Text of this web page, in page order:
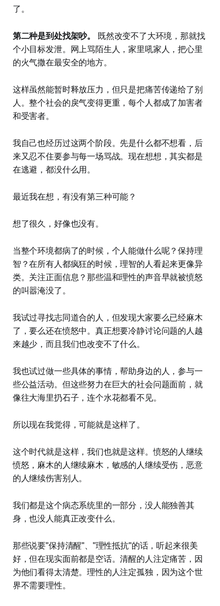
了。
第二种是到处找架吵。
既然改变不了大环境，那就找
个小目标发泄。网上骂陌生人，家里吼家人，把心里
的火气撒在最安全的地方。
这样虽然能暂时释放压力，但只是把痛苦传递给了别
人。整个社会的戾气变得更重，每个人都成了加害者
和受害者。
我自己也经历过这两个阶段。先是什么都不想看，后
来又忍不住要参与每一场骂战。现在想想，其实都是
在逃避，都没什么用。
最近我在想，有没有第三种可能？
想了很久，好像也没有。
当整个环境都病了的时候，个人能做什么呢？保持理
智？在所有人都疯狂的时候，理智的人看起来更像异
类。关注正面信息？那些温和理性的声音早就被愤怒
的叫嚣淹没了。
我试过寻找志同道合的人，但发现大家要么已经麻木
了，要么还在愤怒中。真正想要冷静讨论问题的人越
来越少，而且我们也改变不了什么。
我也试过做一些具体的事情，帮助身边的人，参与一
些公益活动。但这些努力在巨大的社会问题面前，就
像往大海里扔石子，连个水花都看不见。
所以现在我觉得，可能就是这样了。
这个时代就是这样，我们也就是这样。愤怒的人继续
愤怒，麻木的人继续麻木，敏感的人继续受伤，恶意
的人继续伤害别人。
我们都是这个病态系统里的一部分，没人能独善其
身，也没人能真正改变什么。
那些说要"保持清醒"、"理性抵抗"的话，听起来很美
好，但在现实面前都是空话。清醒的人注定痛苦，因
为他们看得太清楚。理性的人注定孤独，因为这个世
界不需要理性。